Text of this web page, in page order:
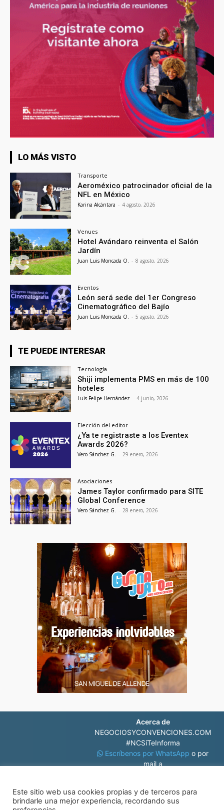
LO MÁS VISTO
Transporte
Aeroméxico patrocinador oficial de la
NFL en México
Karina Alcántara - 4 agosto, 2026
Venues
Hotel Avándaro reinventa el Salón
Jardín
Juan Luis Moncada O. - 8 agosto, 2026
Eventos
León será sede del 1er Congreso
Cinematográfico del Bajío
Juan Luis Moncada O. - 5 agosto, 2026
TE PUEDE INTERESAR
Tecnología
Shiji implementa PMS en más de 100
hoteles
Luis Felipe Hernández - 4 junio, 2026
Elección del editor
¿Ya te registraste a los Eventex
Awards 2026?
Vero Sánchez G. - 29 enero, 2026
Asociaciones
James Taylor confirmado para SITE
Global Conference
Vero Sánchez G. - 28 enero, 2026
Acerca de
NEGOCIOSYCONVENCIONES.COM
#NCSíTeInforma
Escríbenos por WhatsAppo por
mail a
Este sitio web usa cookies propias y de terceros para
brindarle una mejor experiencia, recordando sus